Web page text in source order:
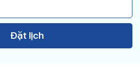
Đặt lịch